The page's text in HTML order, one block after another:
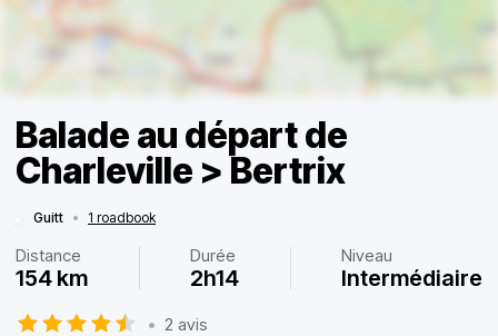
Balade au départ de
Charleville > Bertrix
Guitt • 1 roadbook
Distance
154 km
Durée
2h14
Niveau
Intermédiaire
• 2 avis